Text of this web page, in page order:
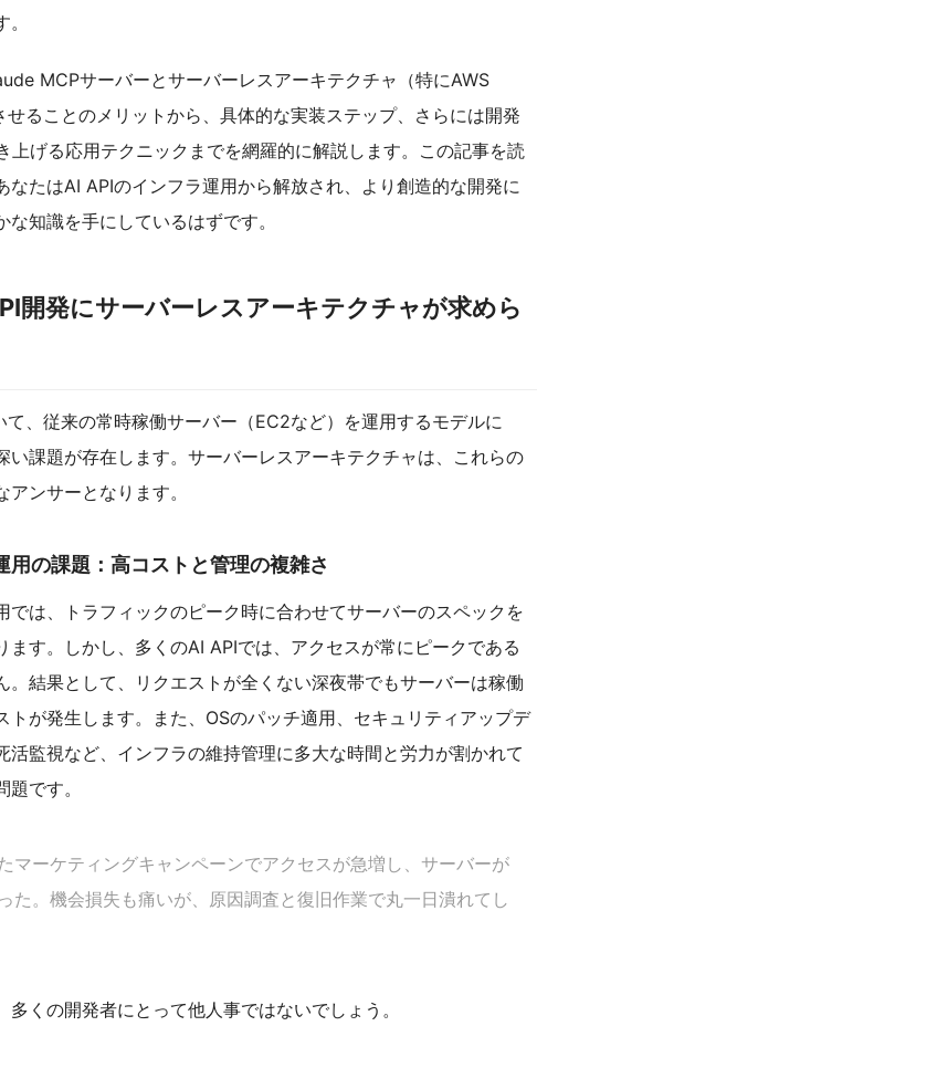
MCPサーバーとサーバーレスアーキテクチャ（特にAWS
ることのメリットから、具体的な実装ステップ、さらには開発
上げる応用テクニックまでを網羅的に解説します。この記事を読
なたはAI APIのインフラ運用から解放され、より創造的な開発に
知識を手にしているはずです。
開発にサーバーレスアーキテクチャが求めら
て、従来の常時稼働サーバー（EC2など）を運用するモデルに
い課題が存在します。サーバーレスアーキテクチャは、これらの
ンサーとなります。
用の課題：高コストと管理の複雑さ
では、トラフィックのピーク時に合わせてサーバーのスペックを
ます。しかし、多くのAI APIでは、アクセスが常にピークである
。結果として、リクエストが全くない深夜帯でもサーバーは稼働
トが発生します。また、OSのパッチ適用、セキュリティアップデ
活監視など、インフラの維持管理に多大な時間と労力が割かれて
です。
マーケティングキャンペーンでアクセスが急増し、サーバーが
た。機会損失も痛いが、原因調査と復旧作業で丸一日潰れてし
多くの開発者にとって他人事ではないでしょう。